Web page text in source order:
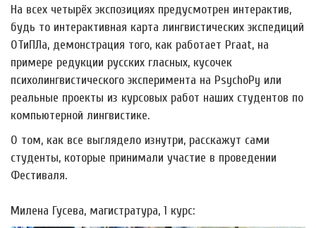
На всех четырёх экспозициях предусмотрен интерактив,
будь то интерактивная карта лингвистических экспедиций
ОТиПЛа, демонстрация того, как работает Praat, на
примере редукции русских гласных, кусочек
психолингвистического эксперимента на PsychoPy или
реальные проекты из курсовых работ наших студентов по
компьютерной лингвистике.
О том, как все выглядело изнутри, расскажут сами
студенты, которые принимали участие в проведении
Фестиваля.
Милена Гусева, магистратура, 1 курс: